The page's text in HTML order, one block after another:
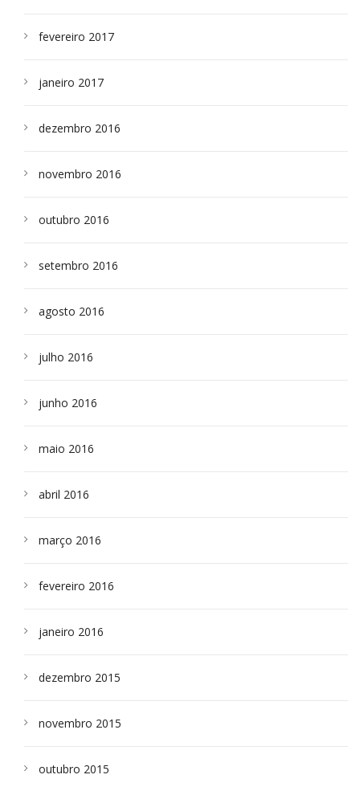
fevereiro 2017
janeiro 2017
dezembro 2016
novembro 2016
outubro 2016
setembro 2016
agosto 2016
julho 2016
junho 2016
maio 2016
abril 2016
março 2016
fevereiro 2016
janeiro 2016
dezembro 2015
novembro 2015
outubro 2015